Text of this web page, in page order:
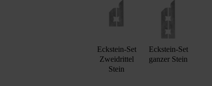
Eckstein-Set
Zweidrittel
Stein
Eckstein-Set
ganzer Stein